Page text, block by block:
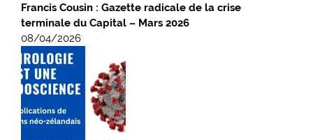
Francis Cousin : Gazette radicale de la crise
terminale du Capital – Mars 2026
08/04/2026